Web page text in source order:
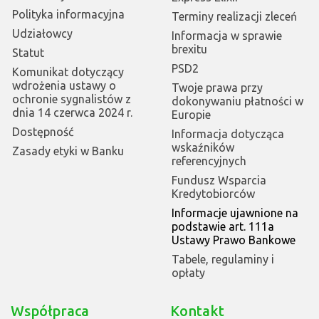
Polityka informacyjna
Udziałowcy
Statut
Komunikat dotyczący
wdrożenia ustawy o
ochronie sygnalistów z
dnia 14 czerwca 2024 r.
Dostępność
Zasady etyki w Banku
Terminy realizacji zleceń
Informacja w sprawie
brexitu
PSD2
Twoje prawa przy
dokonywaniu płatności w
Europie
Informacja dotycząca
wskaźników
referencyjnych
Fundusz Wsparcia
Kredytobiorców
Informacje ujawnione na
podstawie art. 111a
Ustawy Prawo Bankowe
Tabele, regulaminy i
opłaty
Współpraca Kontakt